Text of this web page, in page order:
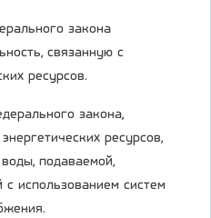
закона
связанную с
ресурсов.
закона,
ресурсов,
подаваемой,
использованием систем